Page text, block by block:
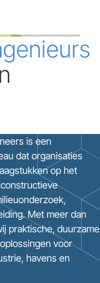
is een
dat organisaties
op het
Met meer dan
praktische, duurzame
voor
havens en